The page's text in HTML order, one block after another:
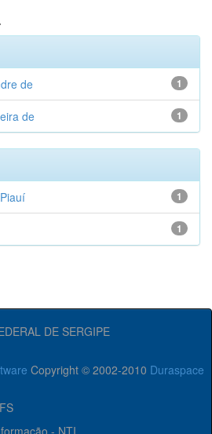
1
de
1
de
1
1
DE SERGIPE
Copyright © 2002-2010 Duraspace
- NTI